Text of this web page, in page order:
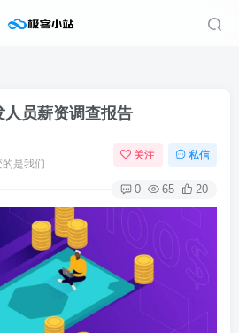
员薪资调查报告
是我们
关注 私信
0 65 20